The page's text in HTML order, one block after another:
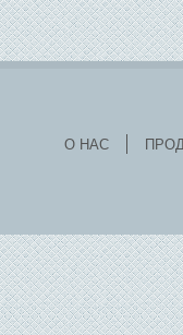
О НАС